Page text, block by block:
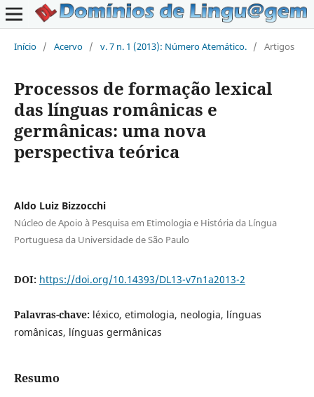
Início / Acervo / v. 7 n. 1 (2013): Número Atemático. / Artigos
Processos de formação lexical
das línguas românicas e
germânicas: uma nova
perspectiva teórica
Aldo Luiz Bizzocchi
Núcleo de Apoio à Pesquisa em Etimologia e História da Língua
Portuguesa da Universidade de São Paulo
DOI: https://doi.org/10.14393/DL13-v7n1a2013-2
Palavras-chave: léxico, etimologia, neologia, línguas
românicas, línguas germânicas
Resumo